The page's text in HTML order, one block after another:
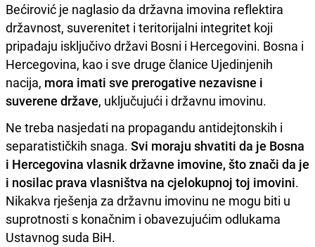
Bećirović je naglasio da državna imovina reflektira
državnost, suverenitet i teritorijalni integritet koji
pripadaju isključivo državi Bosni i Hercegovini. Bosna i
Hercegovina, kao i sve druge članice Ujedinjenih
nacija, mora imati sve prerogative nezavisne i
suverene države, uključujući i državnu imovinu.
Ne treba nasjedati na propagandu antidejtonskih i
separatističkih snaga. Svi moraju shvatiti da je Bosna
i Hercegovina vlasnik državne imovine, što znači da je
i nosilac prava vlasništva na cjelokupnoj toj imovini.
Nikakva rješenja za državnu imovinu ne mogu biti u
suprotnosti s konačnim i obavezujućim odlukama
Ustavnog suda BiH.